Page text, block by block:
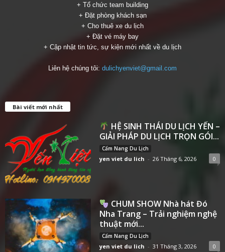
+ Tổ chức team building
+ Đặt phòng khách sạn
+ Cho thuê xe du lịch
+ Đặt vé máy bay
+ Cập nhật tin tức, sự kiện mới nhất về du lịch
Liên hệ chúng tôi: dulichyenviet@gmail.com
Bài viết mới nhất
HỆ SINH THÁI DU LỊCH YẾN –
GIẢI PHÁP DU LỊCH TRỌN GÓI...
Cẩm Nang Du Lịch
yen viet du lich - 26 Tháng 6, 2026 0
CHUM SHOW Nhà hát Đó
Nha Trang – Trải nghiệm nghệ
thuật mới...
Cẩm Nang Du Lịch
yen viet du lich - 31 Tháng 3, 2026 0